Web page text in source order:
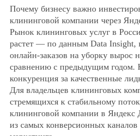
Почему бизнесу важно
клининговой компании через
Рынок клининговых услуг в
растет — по данным Data Insight,
онлайн-заказов на уборку вырос
сравнению с предыдущим годом.
конкуренция за качественные
Для владельцев клининговых
стремящихся к стабильному
клининговой компании в
из самых конверсионных